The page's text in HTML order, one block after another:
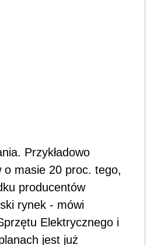
Przykładowo
o masie 20 proc. tego,
producentów
rynek - mówi
Elektrycznego i
jest już